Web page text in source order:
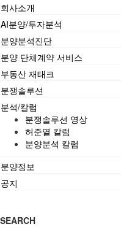
회사소개
AI분양/투자분석
분양분석진단
분양 단체계약 서비스
부동산 재태크
분쟁솔루션
분석/칼럼
분쟁솔루션 영상
허준열 칼럼
분양분석 칼럼
분양정보
공지
SEARCH